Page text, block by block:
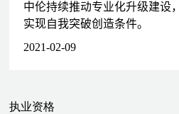
中伦持续推动专业化升级建设
实现自我突破创造条件。
2021-02-09
执业资格